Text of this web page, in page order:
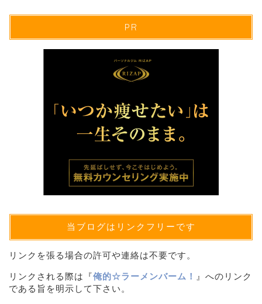
PR
当ブログはリンクフリーです
リンクを張る場合の許可や連絡は不要です。
リンクされる際は『俺的☆ラーメンバーム！ 』へのリンク
である旨を明示して下さい。